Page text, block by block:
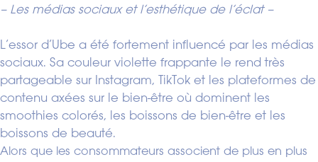
– Les médias sociaux et l’esthétique de l’éclat –
L’essor d’Ube a été fortement influencé par les médias
sociaux. Sa couleur violette frappante le rend très
partageable sur Instagram, TikTok et les plateformes de
contenu axées sur le bien-être où dominent les
smoothies colorés, les boissons de bien-être et les
boissons de beauté.
Alors que les consommateurs associent de plus en plus